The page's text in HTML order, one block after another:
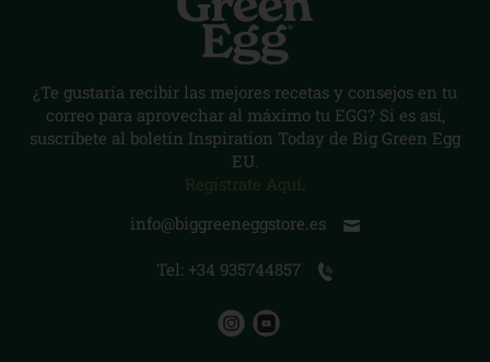
¿Te gustaría recibir las mejores recetas y consejos en tu
correo para aprovechar al máximo tu EGG? Si es así,
suscríbete al boletín Inspiration Today de Big Green Egg
EU.
Regístrate Aquí.
info@biggreeneggstore.es
Tel: +34 935744857